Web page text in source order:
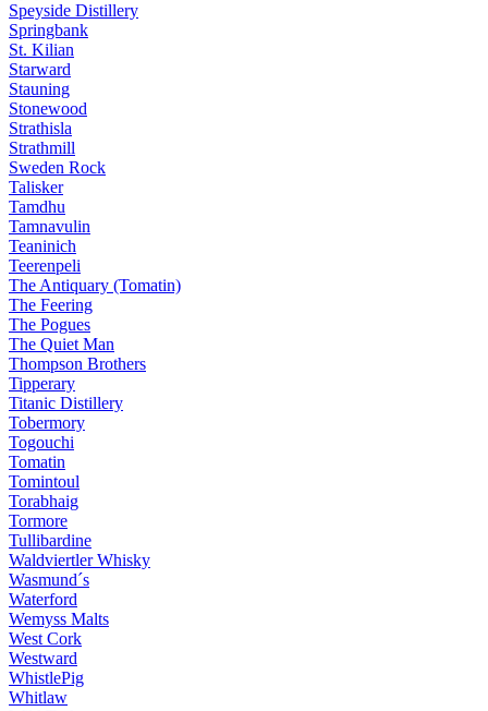
Speyside Distillery
Springbank
St. Kilian
Starward
Stauning
Stonewood
Strathisla
Strathmill
Sweden Rock
Talisker
Tamdhu
Tamnavulin
Teaninich
Teerenpeli
The Antiquary (Tomatin)
The Feering
The Pogues
The Quiet Man
Thompson Brothers
Tipperary
Titanic Distillery
Tobermory
Togouchi
Tomatin
Tomintoul
Torabhaig
Tormore
Tullibardine
Waldviertler Whisky
Wasmund´s
Waterford
Wemyss Malts
West Cork
Westward
WhistlePig
Whitlaw